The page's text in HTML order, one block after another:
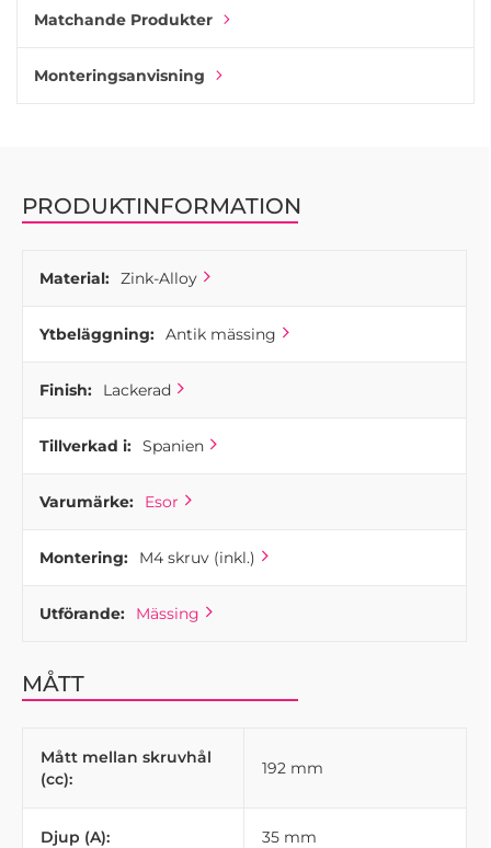
Ara-handtaget är ett av många kökshandtag som tillverkas
beläggningsprocessen. Att tillverka alla komponenter i
Matchande Produkter
Monteringsanvisning
PRODUKTINFORMATION
Material: Zink-Alloy
Ytbeläggning: Antik mässing
Finish: Lackerad
Tillverkad i: Spanien
Varumärke: Esor
Montering: M4 skruv (inkl.)
Utförande: Mässing
MÅTT
Mått mellan skruvhål
(cc):
192 mm
Djup (A): 35 mm